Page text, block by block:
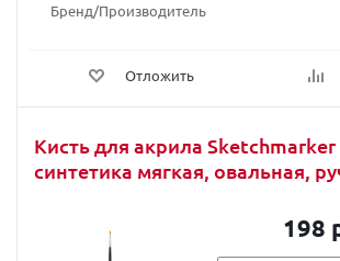
Бренд/Производитель
Отложить
Кисть для акрила
синтетика мягкая, овальная,
198